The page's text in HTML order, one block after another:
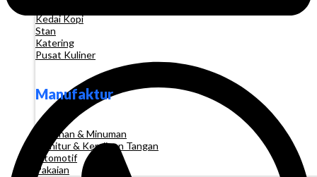
Kedai Kopi
Stan
Katering
Pusat Kuliner
Manufaktur
Makanan & Minuman
Furnitur & Kerajinan Tangan
Otomotif
Pakaian